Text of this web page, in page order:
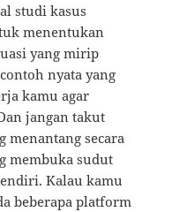
studi kasus
menentukan
yang mirip
nyata yang
kamu agar
jangan takut
menantang secara
membuka sudut
Kalau kamu
beberapa platform